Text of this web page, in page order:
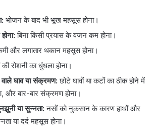
भोजन के बाद भी भूख महसूस होना।
बिना किसी प्रयास के वजन कम होना।
और लगातार थकान महसूस होना।
रोशनी का धुंधला होना।
वाले घाव या संक्रमण:छोटे घावों या कटों का ठीक होने में
बार-बार संक्रमण होना।
या सुन्नता:नसों को नुकसान के कारण हाथों और
या दर्द महसूस होना।